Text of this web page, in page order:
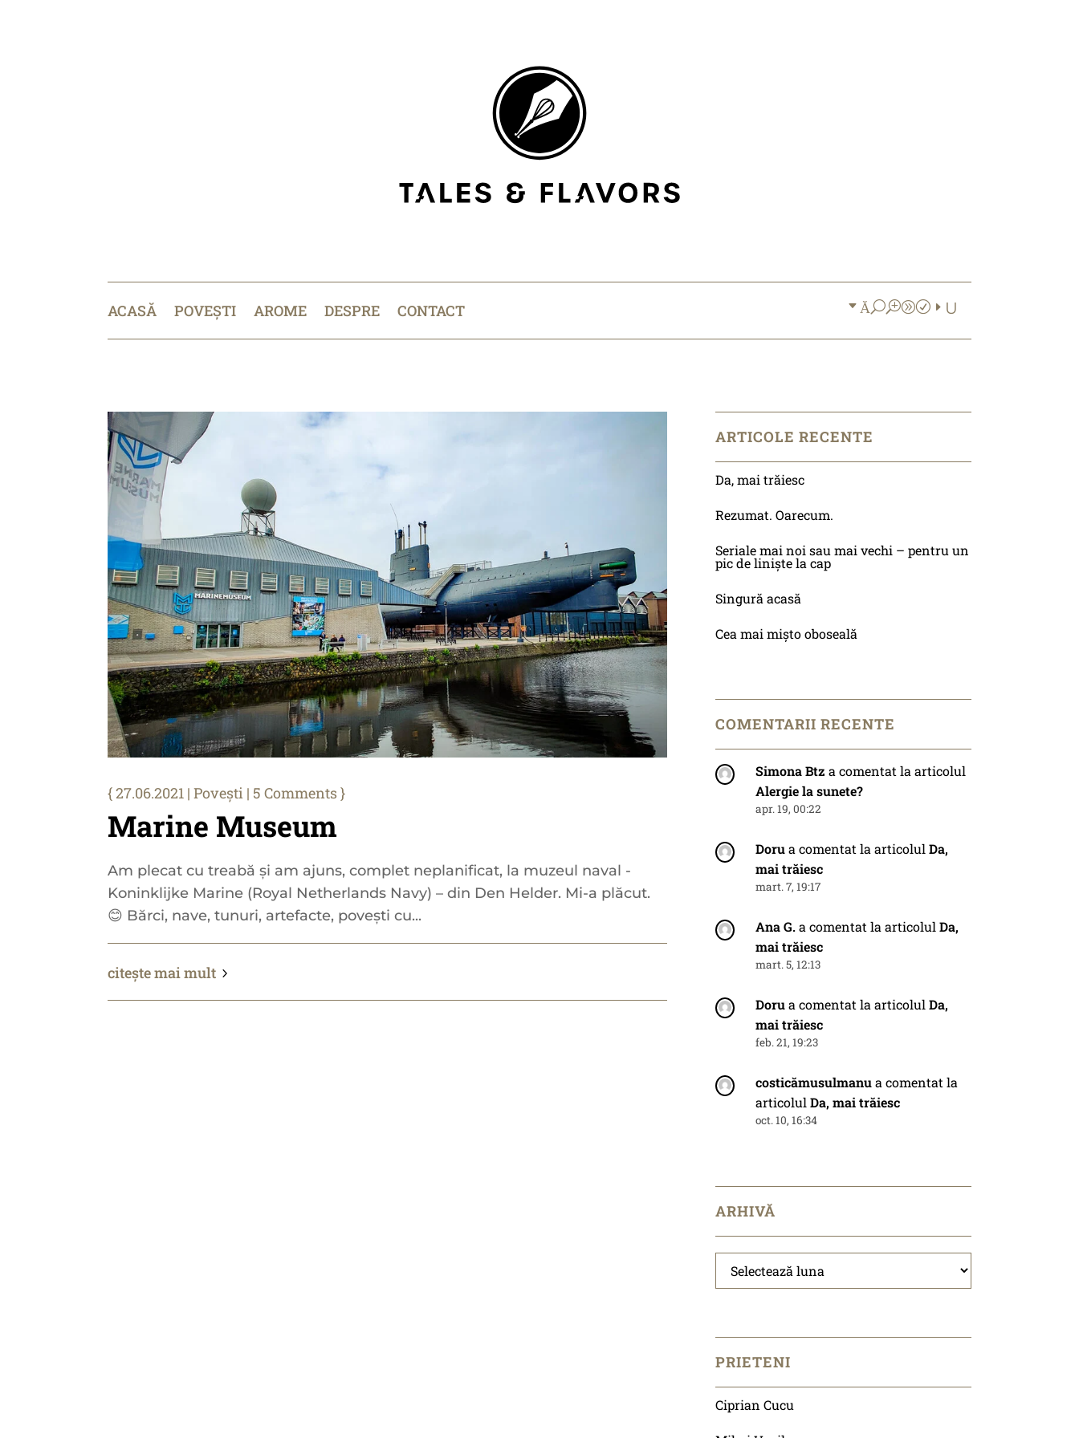
ACASĂ POVEȘTI AROME DESPRE CONTACT
Marine Museum
27.06.2021 |Povești | 5 Comments
Am plecat cu treabă și am ajuns, complet neplanificat, la muzeul naval -
Koninklijke Marine (Royal Netherlands Navy) – din Den Helder. Mi-a plăcut.
😊 Bărci, nave, tunuri, artefacte, povești cu...
citește mai mult
ARTICOLE RECENTE
Da, mai trăiesc
Rezumat. Oarecum.
Seriale mai noi sau mai vechi – pentru un
pic de liniște la cap
Singură acasă
Cea mai mișto oboseală
COMENTARII RECENTE
Simona Btz a comentat la articolul
Alergie la sunete?
apr. 19, 00:22
Dorua comentat la articolulDa,
mai trăiesc
mart. 7, 19:17
Ana G.a comentat la articolulDa,
mai trăiesc
mart. 5, 12:13
Dorua comentat la articolulDa,
mai trăiesc
feb. 21, 19:23
costicămusulmanua comentat la
articolulDa, mai trăiesc
oct. 10, 16:34
ARHIVĂ
Arhivă
PRIETENI
Ciprian Cucu